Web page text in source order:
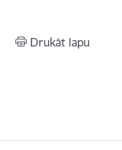
Drukāt lapu